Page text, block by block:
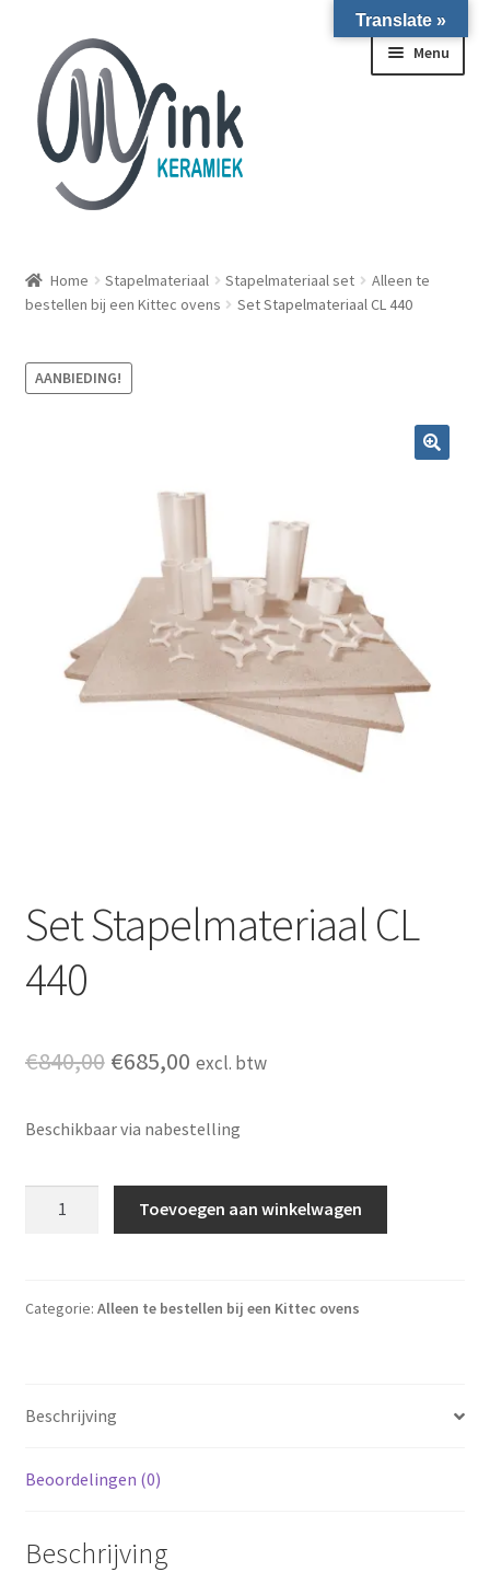
Ga door naar navigatie
Ga naar de inhoud
Menu
WIERINGERWERF
Over ons
Home Stapelmateriaal Stapelmateriaal set
Alleen te
bestellen bij een Kittec ovens
Set Stapelmateriaal CL 440
AANBIEDING!
Set Stapelmateriaal CL
440
€840,00 Oorspronkelijke prijs was: €840,00.
€685,00Huidige prijs is: €685,00.
excl. btw
Beschikbaar via nabestelling
Toevoegen aan winkelwagen
Categorie: Alleen te bestellen bij een Kittec ovens
Beschrijving
Beoordelingen (0)
Beschrijving
Translate »